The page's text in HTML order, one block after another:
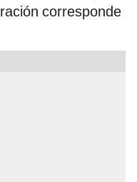
corresponde